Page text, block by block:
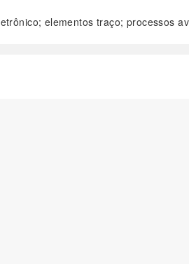
elementos traço; processos